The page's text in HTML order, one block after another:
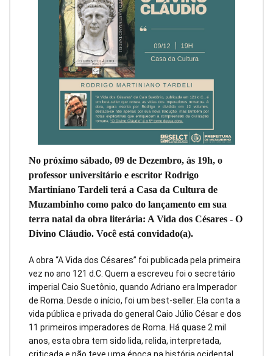
No próximo sábado, 09 de Dezembro, às 19h, o
professor universitário e escritor Rodrigo
Martiniano Tardeli terá a Casa da Cultura de
Muzambinho como palco do lançamento em sua
terra natal da obra literária: A Vida dos Césares - O
Divino Cláudio. Você está convidado(a).
A obra “A Vida dos Césares” foi publicada pela primeira
vez no ano 121 d.C. Quem a escreveu foi o secretário
imperial Caio Suetônio, quando Adriano era Imperador
de Roma. Desde o início, foi um best-seller. Ela conta a
vida pública e privada do general Caio Júlio César e dos
11 primeiros imperadores de Roma. Há quase 2 mil
anos, esta obra tem sido lida, relida, interpretada,
criticada e não teve uma época na história ocidental